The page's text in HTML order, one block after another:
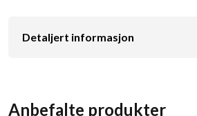
Detaljert informasjon
Anbefalte produkter